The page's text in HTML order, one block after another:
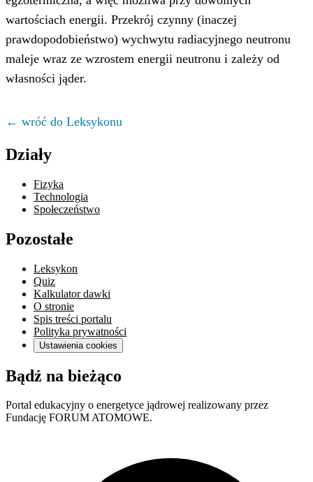
wartościach energii. Przekrój czynny (inaczej
prawdopodobieństwo) wychwytu radiacyjnego neutronu
maleje wraz ze wzrostem energii neutronu i zależy od
własności jąder.
← wróć do Leksykonu
Działy
Fizyka
Technologia
Społeczeństwo
Pozostałe
Leksykon
Quiz
Kalkulator dawki
O stronie
Spis treści portalu
Polityka prywatności
Ustawienia cookies
Bądź na bieżąco
Portal edukacyjny o energetyce jądrowej realizowany przez
Fundację FORUM ATOMOWE.